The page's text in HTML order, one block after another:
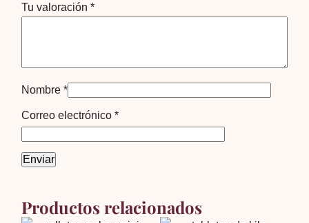
Tu valoración*
Nombre*
Correo electrónico*
Productos relacionados